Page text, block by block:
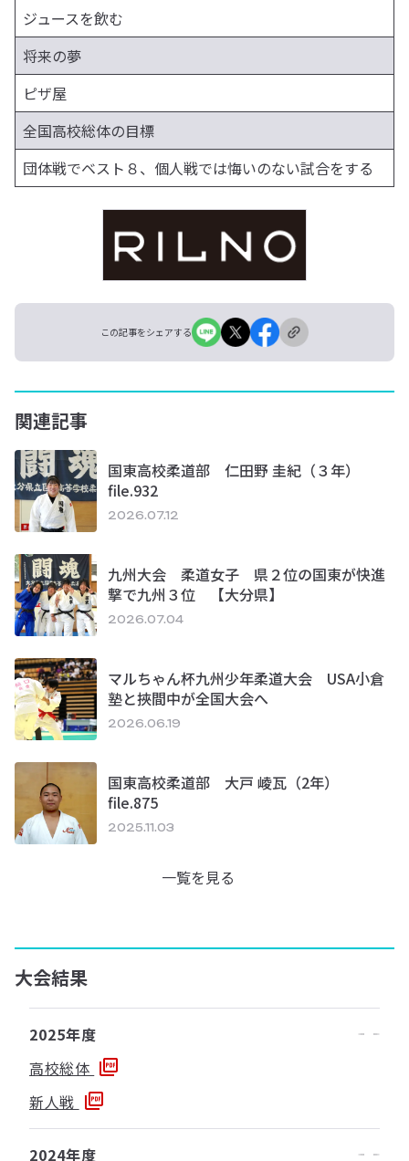
ジュースを飲む
将来の夢
ピザ屋
全国高校総体の目標
団体戦でベスト８、個人戦では悔いのない試合をする
この記事をシェアする
関連記事
国東高校柔道部 仁田野 圭紀（３年）
file.932
2026.07.12
九州大会 柔道女子 県２位の国東が快進
撃で九州３位 【大分県】
2026.07.04
マルちゃん杯九州少年柔道大会 USA小倉
塾と挾間中が全国大会へ
2026.06.19
国東高校柔道部 大戸 崚瓦（2年）
file.875
2025.11.03
一覧を見る
大会結果
2025年度
高校総体
新人戦
2024年度